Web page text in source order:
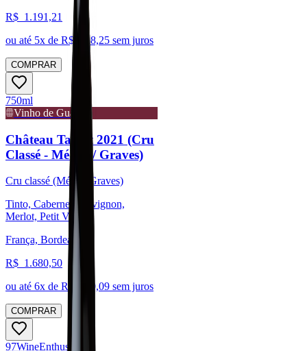
R$ 1.191,21
ou até 5x de R$ 238,25 sem juros
COMPRAR
750ml
Vinho de Guarda
Château Talbot 2021 (Cru
Classé - Médoc / Graves)
Cru classé (Médoc/Graves)
Tinto, Cabernet Sauvignon,
Merlot, Petit Verdot
França, Bordeaux
R$ 1.680,50
ou até 6x de R$ 280,09 sem juros
COMPRAR
97WineEnthusiast